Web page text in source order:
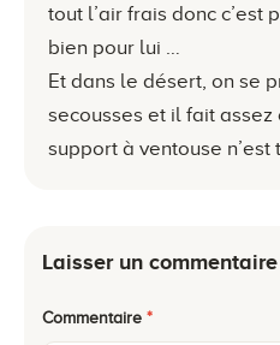
tout l’air frais donc c’est
bien pour lui …
Et dans le désert, on se
secousses et il fait assez
support à ventouse n’est
Laisser un commentaire
Commentaire *